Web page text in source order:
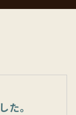
た。